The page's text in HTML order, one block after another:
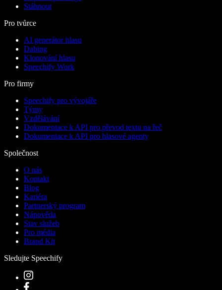
Stáhnout
Pro tvůrce
AI generátor hlasu
Dabing
Klonování hlasu
Speechify Work
Pro firmy
Speechify pro vývojáře
Týmy
Vzdělávání
Dokumentace k API pro převod textu na řeč
Dokumentace k API pro hlasové agenty
Společnost
O nás
Kontakt
Blog
Kariéra
Partnerský program
Nápověda
Stav služeb
Pro média
Brand Kit
Sledujte Speechify